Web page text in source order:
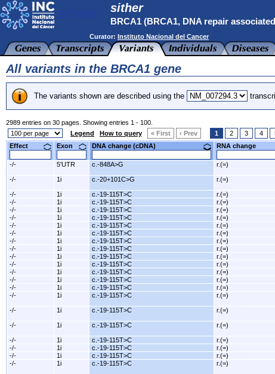
sither
BRCA1 (BRCA1, DNA repair
Curator: Instituto Nacional del Cancer
All variants in the BRCA1 gene
The variants shown are described using the
2989 entries on 30 pages. Showing entries 1 - 100.
Legend
How to query « First ‹ Prev 1 2 3 4
Effect
Exon DNA change (cDNA) RNA change
-/- 5'UTR c.-848A>G r.(=)
-/- 1i c.-20+101C>G r.(=)
-/- 1i c.-19-115T>C r.(=)
-/-
1i c.-19-115T>C r.(=)
-/-
1i c.-19-115T>C r.(=)
-/-
1i c.-19-115T>C r.(=)
-/-
1i c.-19-115T>C r.(=)
-/-
1i c.-19-115T>C r.(=)
-/-
1i c.-19-115T>C r.(=)
-/-
1i c.-19-115T>C r.(=)
-/-
1i c.-19-115T>C r.(=)
-/-
1i c.-19-115T>C r.(=)
-/-
1i c.-19-115T>C r.(=)
-/-
1i c.-19-115T>C r.(=)
-/-
1i c.-19-115T>C r.(=)
-/-
1i c.-19-115T>C r.(=)
-/- 1i c.-19-115T>C r.(=)
-/- 1i c.-19-115T>C r.(=)
-/- 1i c.-19-115T>C r.(=)
-/-
1i c.-19-115T>C r.(=)
-/-
1i c.-19-115T>C r.(=)
-/-
1i c.-19-115T>C r.(=)